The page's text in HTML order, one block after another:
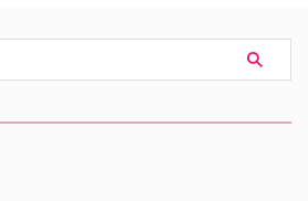
ノ」
・オ
年に6
ドラマで主人公たちが歩いた景色
を、リアルタイムで堪能 8月5日
ーチャンネル倶楽部プレミアム」